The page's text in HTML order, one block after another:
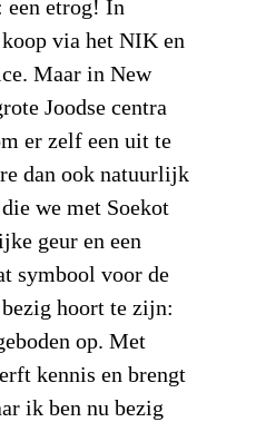
een etrog! In
via het NIK en
Maar in New
Joodse centra
er zelf een uit te
dan ook natuurlijk
we met Soekot
geur en een
symbool voor de
hoort te zijn:
op. Met
kennis en brengt
ik ben nu bezig